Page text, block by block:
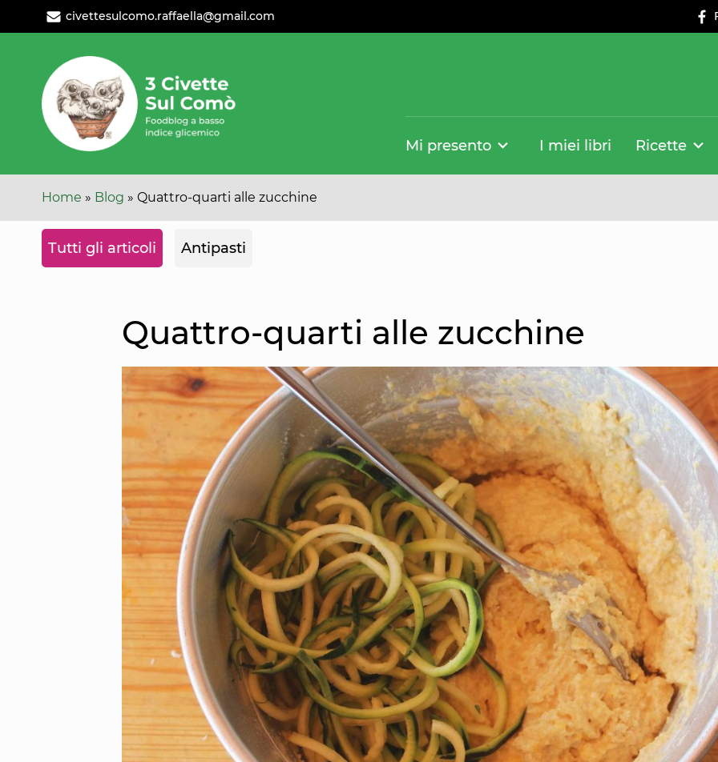
categoria
civettesulcomo.raffaella@gmail.com
Mi presento I miei libri Ricette
Home » Blog » Quattro-quarti alle zucchine
Tutti gli articoli Antipasti
Quattro-quarti alle zucchine